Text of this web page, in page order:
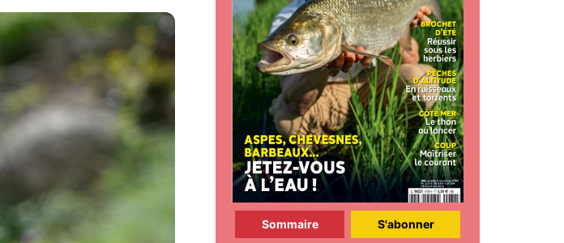
Sommaire S'abonner